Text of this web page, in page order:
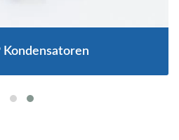
Kondensatoren